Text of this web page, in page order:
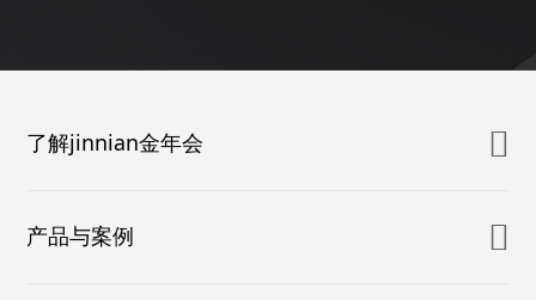
了解jinnian金年会
产品与案例